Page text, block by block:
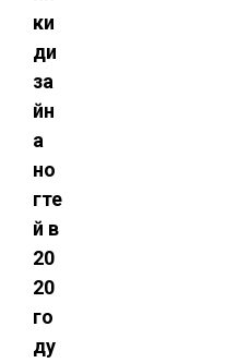
ки
ди
за
йн
а
но
гте
й в
20
20
го
ду